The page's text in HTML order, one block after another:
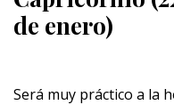
de enero)
Será muy práctico a la